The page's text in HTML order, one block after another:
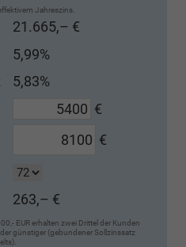
Jahreszins.
21.665,– €
5,99%
5,83%
€
€
263,– €
EUR erhalten zwei Drittel der Kunden
günstiger (gebundener Sollzinssatz